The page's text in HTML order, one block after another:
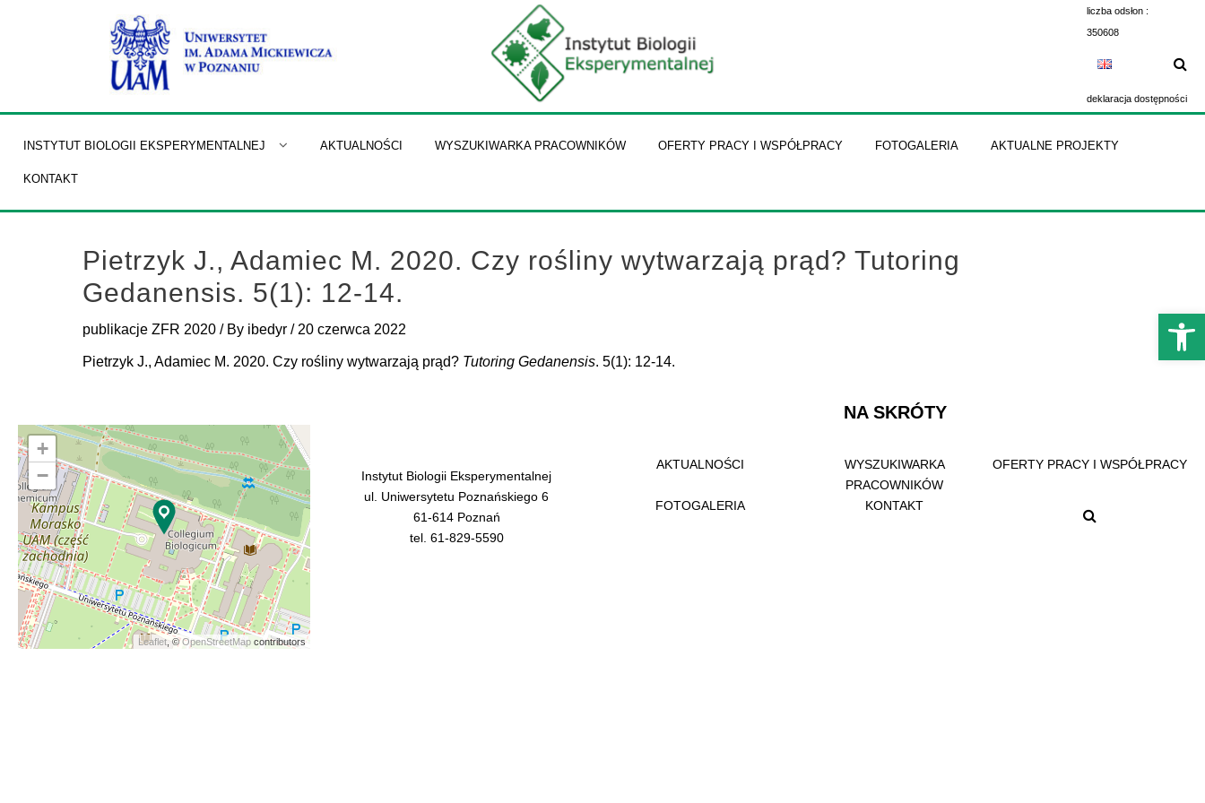
liczba odsłon :
350608
deklaracja dostępności
INSTYTUT BIOLOGII EKSPERYMENTALNEJ AKTUALNOŚCI WYSZUKIWARKA PRACOWNIKÓW OFERTY PRACY I WSPÓŁPRACY FOTOGALERIA AKTUALNE PROJEKTY
KONTAKT
Pietrzyk J., Adamiec M. 2020. Czy rośliny wytwarzają prąd? Tutoring
Gedanensis. 5(1): 12-14.
publikacje ZFR 2020 / By ibedyr / 20 czerwca 2022
Pietrzyk J., Adamiec M. 2020. Czy rośliny wytwarzają prąd? Tutoring Gedanensis. 5(1): 12-14.
+
−
Leaflet , ©OpenStreetMap contributors
Instytut Biologii Eksperymentalnej
ul. Uniwersytetu Poznańskiego 6
61-614 Poznań
tel. 61-829-5590
NA SKRÓTY
AKTUALNOŚCI
WYSZUKIWARKA
PRACOWNIKÓW
OFERTY PRACY I WSPÓŁPRACY
FOTOGALERIA KONTAKT